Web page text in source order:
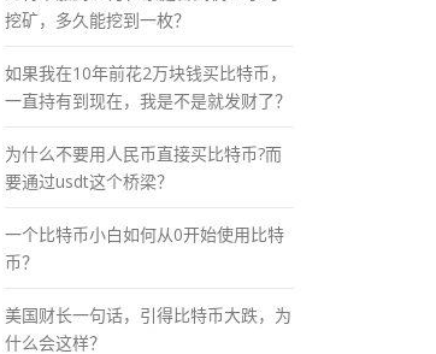
挖矿，多久能挖到一枚？
如果我在10年前花2万块钱买比特币，
一直持有到现在，我是不是就发财了？
为什么不要用人民币直接买比特币?而
要通过usdt这个桥梁？
一个比特币小白如何从0开始使用比特
币？
美国财长一句话，引得比特币大跌，为
什么会这样？